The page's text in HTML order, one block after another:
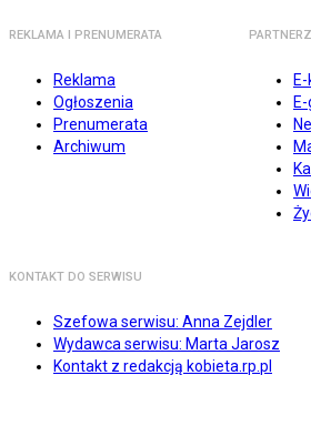
REKLAMA I PRENUMERATA
Reklama
Ogłoszenia
Prenumerata
Archiwum
KONTAKT DO SERWISU
Szefowa serwisu: Anna Zejdler
Wydawca serwisu: Marta Jarosz
Kontakt z redakcją kobieta.rp.pl